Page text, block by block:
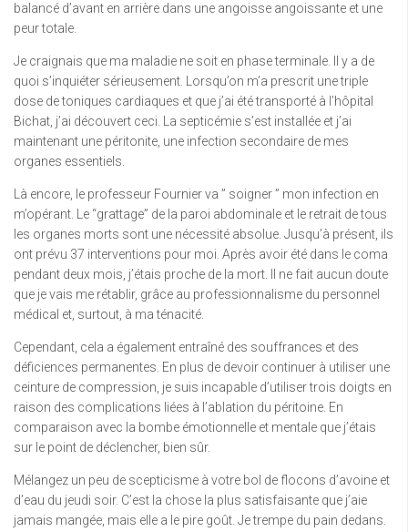
balancé d’avant en arrière dans une angoisse angoissante et une
peur totale.
Je craignais que ma maladie ne soit en phase terminale. Il y a de
quoi s’inquiéter sérieusement. Lorsqu’on m’a prescrit une triple
dose de toniques cardiaques et que j’ai été transporté à l’hôpital
Bichat, j’ai découvert ceci. La septicémie s’est installée et j’ai
maintenant une péritonite, une infection secondaire de mes
organes essentiels.
Là encore, le professeur Fournier va ” soigner ” mon infection en
m’opérant. Le “grattage” de la paroi abdominale et le retrait de tous
les organes morts sont une nécessité absolue. Jusqu’à présent, ils
ont prévu 37 interventions pour moi. Après avoir été dans le coma
pendant deux mois, j’étais proche de la mort. Il ne fait aucun doute
que je vais me rétablir, grâce au professionnalisme du personnel
médical et, surtout, à ma ténacité.
Cependant, cela a également entraîné des souffrances et des
déficiences permanentes. En plus de devoir continuer à utiliser une
ceinture de compression, je suis incapable d’utiliser trois doigts en
raison des complications liées à l’ablation du péritoine. En
comparaison avec la bombe émotionnelle et mentale que j’étais
sur le point de déclencher, bien sûr.
Mélangez un peu de scepticisme à votre bol de flocons d’avoine et
d’eau du jeudi soir. C’est la chose la plus satisfaisante que j’aie
jamais mangée, mais elle a le pire goût. Je trempe du pain dedans.